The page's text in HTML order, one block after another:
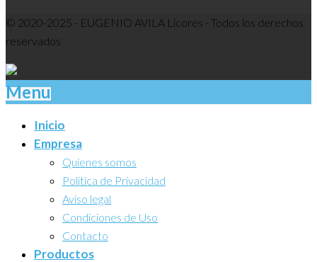
© 2020-2025 - EUGENIO AVILA Licores - Todos los derechos
reservados
Menu
Inicio
Empresa
Quienes somos
Politica de Privacidad
Aviso legal
Condiciones de Uso
Contacto
Productos